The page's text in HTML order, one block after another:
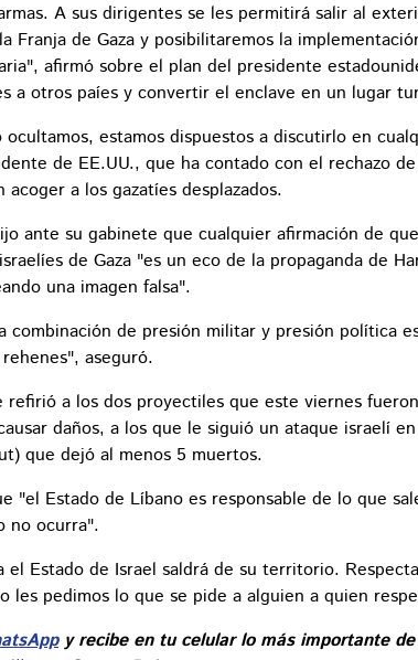
A sus dirigentes se les permitirá salir al
Franja de Gaza y posibilitaremos la
afirmó sobre el plan del presidente
a otros paíes y convertir el enclave en un lugar
estamos dispuestos a discutirlo en
de EE.UU., que ha contado con el rechazo
a los gazatíes desplazados.
ante su gabinete que cualquier afirmación de
de Gaza "es un eco de la propaganda de
una imagen falsa".
combinación de presión militar y presión política
aseguró.
refirió a los dos proyectiles que este viernes
daños, a los que le siguió un ataque israelí
que dejó al menos 5 muertos.
"el Estado de Líbano es responsable de lo que
no ocurra".
el Estado de Israel saldrá de su territorio.
les pedimos lo que se pide a alguien a quien
y recibe en tu celular lo más importante